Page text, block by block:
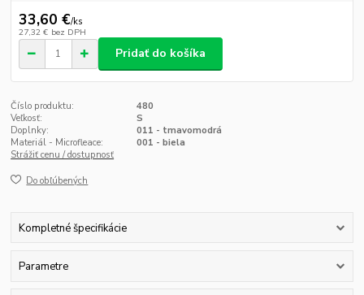
33,60 €/ks
27,32 € bez DPH
Pridať do košíka
Číslo produktu:
480
Veľkosť:
S
Doplnky:
011 - tmavomodrá
Materiál - Microfleace:
001 - biela
Strážiť cenu / dostupnosť
Do obľúbených
Kompletné špecifikácie
Parametre